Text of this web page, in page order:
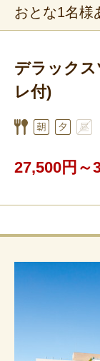
おとな1名様
デラックス
レ付)
27,500円～